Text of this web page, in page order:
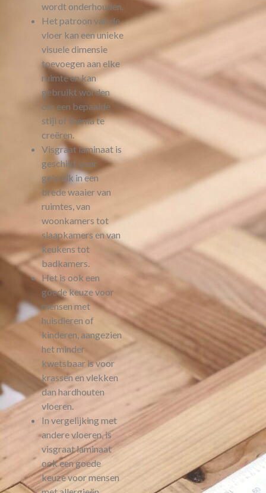
wordt onderhouden.
Het patroon van de
vloer kan een unieke
visuele dimensie
toevoegen aan elke
ruimte en kan
gebruikt worden
om een bepaalde
stijl of thema te
creëren.
Visgraat laminaat is
geschikt voor
gebruik in een
brede waaier van
ruimtes, van
woonkamers tot
slaapkamers en van
keukens tot
badkamers.
Het is ook een
goede keuze voor
mensen met
huisdieren of
kinderen, aangezien
het minder
kwetsbaar is voor
krassen en vlekken
dan hardhouten
vloeren.
In vergelijking met
andere vloeren, is
visgraat laminaat
ook een goede
keuze voor mensen